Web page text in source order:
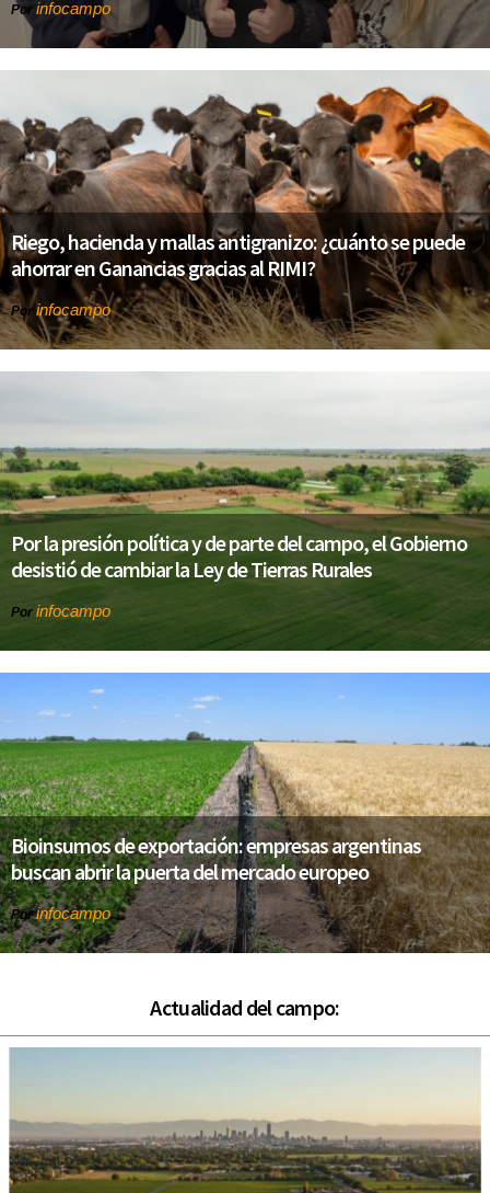
Por infocampo
Riego, hacienda y mallas antigranizo: ¿cuánto se puede
ahorrar en Ganancias gracias al RIMI?
Por infocampo
Por la presión política y de parte del campo, el Gobierno
desistió de cambiar la Ley de Tierras Rurales
Por infocampo
Bioinsumos de exportación: empresas argentinas
buscan abrir la puerta del mercado europeo
Porinfocampo
Actualidad del campo: